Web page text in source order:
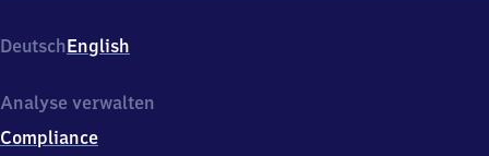
7
4
7
Neckarsulm
DeutschEnglish
Analyse verwalten
Compliance